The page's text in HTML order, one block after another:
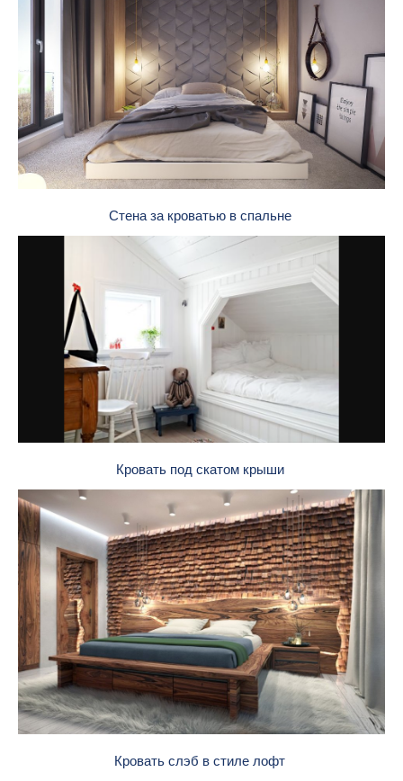
Стена за кроватью в спальне
Кровать под скатом крыши
Кровать слэб в стиле лофт